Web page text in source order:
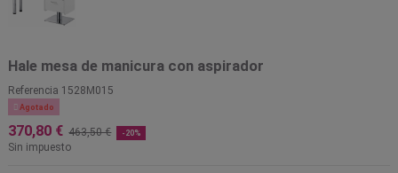
Hale mesa de manicura con aspirador
Referencia 1528M015
 Agotado
370,80 € 463,50 € -20%
Sin impuesto